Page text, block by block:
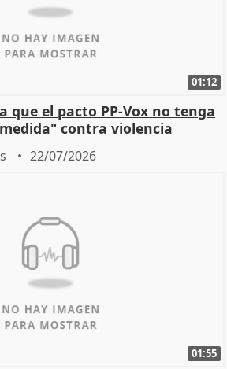
01:12
que el pacto PP-Vox no tenga
contra violencia
22/07/2026
01:55